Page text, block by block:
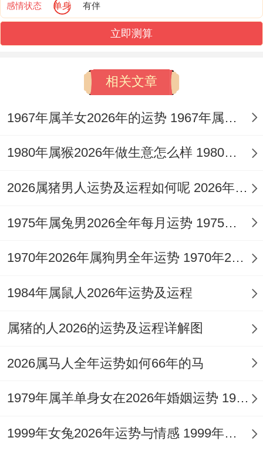
能、证明自身价值的时机，凭借「禄勋」吉
星加持，出色的表现易获得上司认可，有获
「破太岁」同「七杀」交织。职场人际暗流
得罪同僚或客户，引发不必要的误会与争
端，「晦气」星的作用更提示需谨慎处理文
对于寻求突破的属兔人今年宜主动出击展现
专长，但行事风格需刚柔并济，以成果服人
或家中文昌位安放【祥安阁登榜扬名
基，增强智慧与贵人缘，化解是非，令才华
得以稳健施展。
财运运势：财星暗藏待时发，偏财有机慎破
感情状态 单身 有伴
立即测算
相关文章
1967年属羊女2026年的运势 1967年属羊女2026年运势及运程
1980年属猴2026年做生意怎么样 1980年属猴2026年运势
2026属猪男人运势及运程如何呢 2026年属猪人的全年运势男性
1975年属兔男2026全年每月运势 1975年属兔男2026年运势及运程
1970年2026年属狗男全年运势 1970年2026年多少岁
1984年属鼠人2026年运势及运程
属猪的人2026的运势及运程详解图
2026属马人全年运势如何66年的马
1979年属羊单身女在2026年婚姻运势 1979年属羊单身男婚姻
1999年女兔2026年运势与情感 1999年女兔2026年运势如何